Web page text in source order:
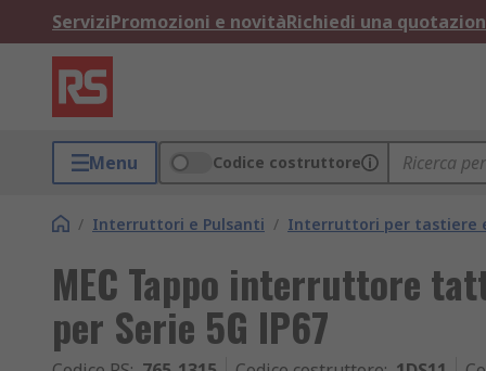
ServiziPromozioni e novitàRichiedi una
Menu Codice costruttore
/ Interruttori e Pulsanti / Interruttori per tastiere
MEC Tappo interruttore
per Serie 5G IP67